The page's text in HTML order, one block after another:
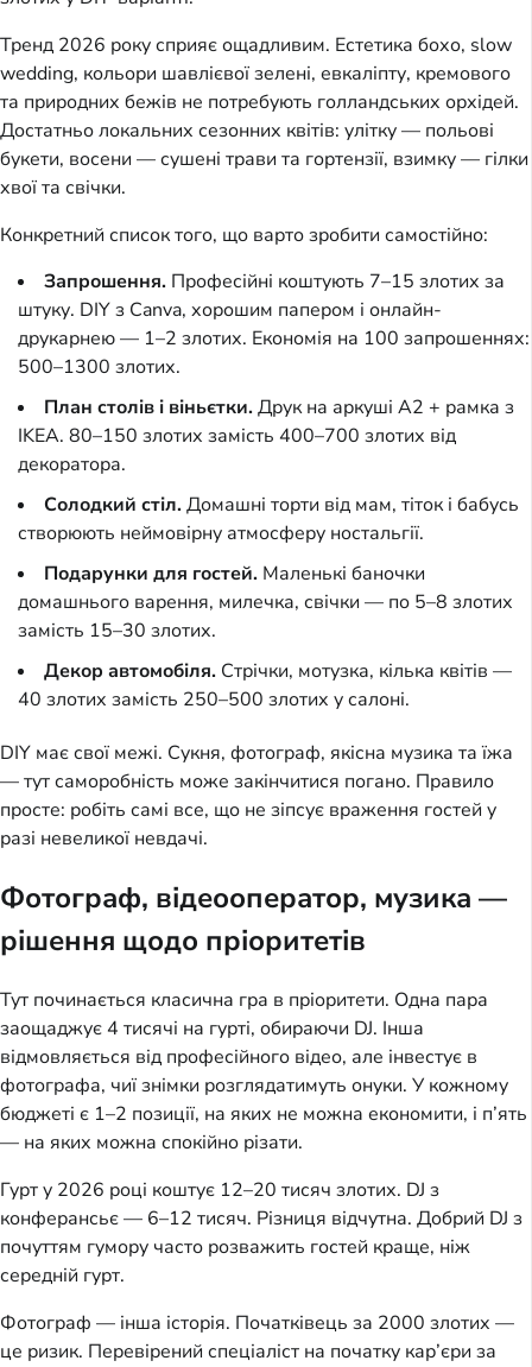
Тренд 2026 року сприяє ощадливим. Естетика бохо, slow
wedding, кольори шавлієвої зелені, евкаліпту, кремового
та природних бежів не потребують голландських орхідей.
Достатньо локальних сезонних квітів: улітку — польові
букети, восени — сушені трави та гортензії, взимку — гілки
хвої та свічки.
Конкретний список того, що варто зробити самостійно:
Запрошення. Професійні коштують 7–15 злотих за
штуку. DIY з Canva, хорошим папером і онлайн-
друкарнею — 1–2 злотих. Економія на 100 запрошеннях:
500–1300 злотих.
План столів і віньєтки.Друк на аркуші А2 + рамка з
IKEA. 80–150 злотих замість 400–700 злотих від
декоратора.
Солодкий стіл.Домашні торти від мам, тіток і бабусь
створюють неймовірну атмосферу ностальгії.
Подарунки для гостей. Маленькі баночки
домашнього варення, милечка, свічки — по 5–8 злотих
замість 15–30 злотих.
Декор автомобіля. Стрічки, мотузка, кілька квітів —
40 злотих замість 250–500 злотих у салоні.
DIY має свої межі. Сукня, фотограф, якісна музика та їжа
— тут саморобність може закінчитися погано. Правило
просте: робіть самі все, що не зіпсує враження гостей у
разі невеликої невдачі.
Фотограф, відеооператор, музика —
рішення щодо пріоритетів
Тут починається класична гра в пріоритети. Одна пара
заощаджує 4 тисячі на гурті, обираючи DJ. Інша
відмовляється від професійного відео, але інвестує в
фотографа, чиї знімки розглядатимуть онуки. У кожному
бюджеті є 1–2 позиції, на яких не можна економити, і п’ять
— на яких можна спокійно різати.
Гурт у 2026 році коштує 12–20 тисяч злотих. DJ з
конферансьє — 6–12 тисяч. Різниця відчутна. Добрий DJ з
почуттям гумору часто розважить гостей краще, ніж
середній гурт.
Фотограф — інша історія. Початківець за 2000 злотих —
це ризик. Перевірений спеціаліст на початку кар’єри за